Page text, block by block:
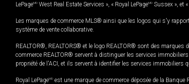
LePageMD West Real Estate Services », « Royal LePageMD Sussex », et
Les marques de commerce MLS® ainsi que les logos qui s'y
système de vente collaborative.
REALTOR®, REALTORS® et le logo REALTOR® sont des
commerce REALTOR® servent à distinguer les services
propriété de l'ACI, et ils servent à identifier les services immobiliers
Royal LePageMD est une marque de commerce déposée de la